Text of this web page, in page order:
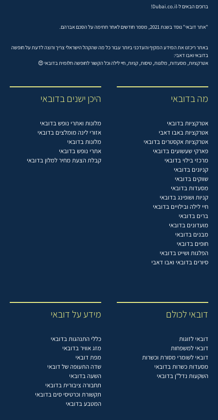
ברוכים הבאים ל-Dubai.co.il!
"אתר דובאי" נוסד בשנת 2021, מספר חודשים לאחר חתימה על הסכם אברהם.
באתר ריכזנו את המידע המקיף והעדכני ביותר עבור כל מה שהקהל הישראלי צריך ורוצה לדעת על חופשה
בדובאי ואבו דאבי:
אטרקציות, מסעדות, מלונות, טיסות, קניות, חיי לילה וכל הקשור לחופשה חלומית בדובאי 😍
מה בדובאי
אטרקציות בדובאי
אטרקציות באבו דאבי
אטרקציות אקסטרים בדובאי
פארקי שעשועים בדובאי
מרכזי בילוי בדובאי
קניונים בדובאי
שווקים בדובאי
מסעדות בדובאי
קניות ושופינג בדובאי
חיי לילה ובילויים בדובאי
ברים בדובאי
מועדונים בדובאי
מבנים בדובאי
חופים בדובאי
הפלגות ושייט בדובאי
סיורים בדובאי ואבו דאבי
היכן ישנים בדובאי
מלונות ואתרי נופש בדובאי
אזורי לינה מומלצים בדובאי
מלונות בדובאי
אתרי נופש בדובאי
קבלת הצעת מחיר למלון בדובאי
דובאי לכולם
דובאי לזוגות
דובאי למשפחות
דובאי לשומרי מסורת וכשרות
מסעדות כשרות בדובאי
השקעות נדל"ן בדובאי
מידע על דובאי
כללי התנהגות בדובאי
מזג אוויר בדובאי
מפת דובאי
שדה התעופה של דובאי
השעה בדובאי
תחבורה ציבורית בדובאי
תקשורת וכרטיסי סים בדובאי
המטבע בדובאי